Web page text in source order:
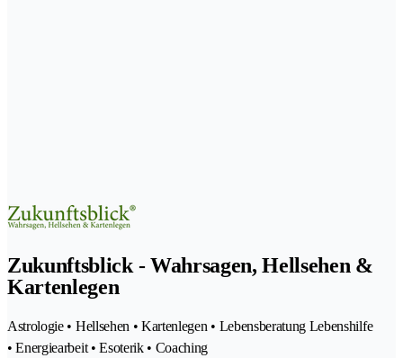
Zukunftsblick - Wahrsagen, Hellsehen &
Kartenlegen
Astrologie • Hellsehen • Kartenlegen • Lebensberatung Lebenshilfe
• Energiearbeit • Esoterik • Coaching